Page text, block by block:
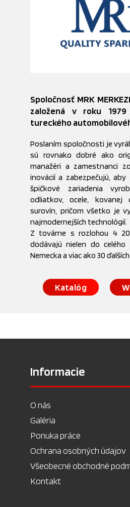
Spoločnosť MRK
založená v roku
tureckého
Poslaním spoločnosti je
sú rovnako dobré ako
manažéri a zamestnanci
inovácií a zabezpečujú,
špičkové zariadenia
odliatkov, ocele, kovanej
surovín, pričom všetko je
najmodernejších technológií.
Z továrne s rozlohou 4
dodávajú nielen do celého
Nemecka a viac ako 30
Katalóg
Informacie
O nás
Galéria
Ponuka práce
Ochrana osobných údajov
Všeobecné obchodné
Kontakt